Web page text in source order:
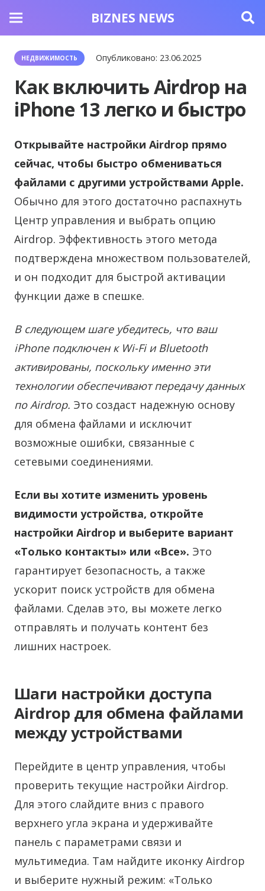
BIZNES NEWS
НЕДВИЖИМОСТЬ Опубликовано: 23.06.2025
Как включить Airdrop на
iPhone 13 легко и быстро
Открывайте настройки Airdrop прямо
сейчас, чтобы быстро обмениваться
файлами с другими устройствами Apple.
Обычно для этого достаточно распахнуть
Центр управления и выбрать опцию
Airdrop. Эффективность этого метода
подтверждена множеством пользователей,
и он подходит для быстрой активации
функции даже в спешке.
В следующем шаге убедитесь, что ваш
iPhone подключен к Wi-Fi и Bluetooth
активированы, поскольку именно эти
технологии обеспечивают передачу данных
по Airdrop. Это создаст надежную основу
для обмена файлами и исключит
возможные ошибки, связанные с
сетевыми соединениями.
Если вы хотите изменить уровень
видимости устройства, откройте
настройки Airdrop и выберите вариант
«Только контакты» или «Все». Это
гарантирует безопасность, а также
ускорит поиск устройств для обмена
файлами. Сделав это, вы можете легко
отправлять и получать контент без
лишних настроек.
Шаги настройки доступа
Airdrop для обмена файлами
между устройствами
Перейдите в центр управления, чтобы
проверить текущие настройки Airdrop.
Для этого слайдите вниз с правого
верхнего угла экрана и удерживайте
панель с параметрами связи и
мультимедиа. Там найдите иконку Airdrop
и выберите нужный режим: «Только